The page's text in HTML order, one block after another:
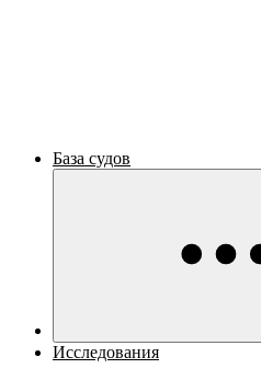
База судов
Исследования